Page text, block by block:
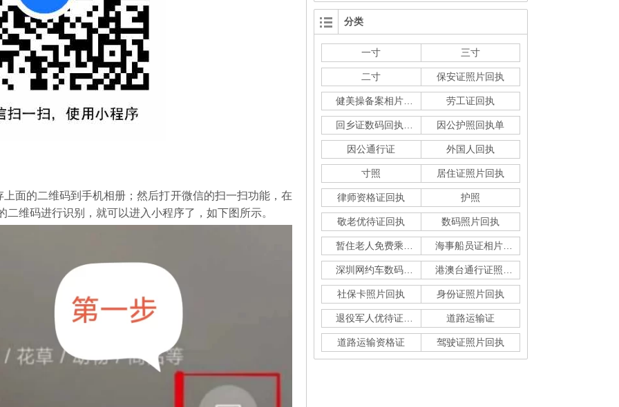
面的二维码到手机相册；然后打开微信的扫一扫功能，在
二维码进行识别，就可以进入小程序了，如下图所示。
分类
一寸 三寸
二寸 保安证照片回执
劳工证回执
因公护照回执单
因公通行证 外国人回执
寸照 居住证照片回执
律师资格证回执 护照
敬老优待证回执 数码照片回执
海事船员证相片采集
社保卡照片回执 身份证照片回执
道路运输证
道路运输资格证 驾驶证照片回执